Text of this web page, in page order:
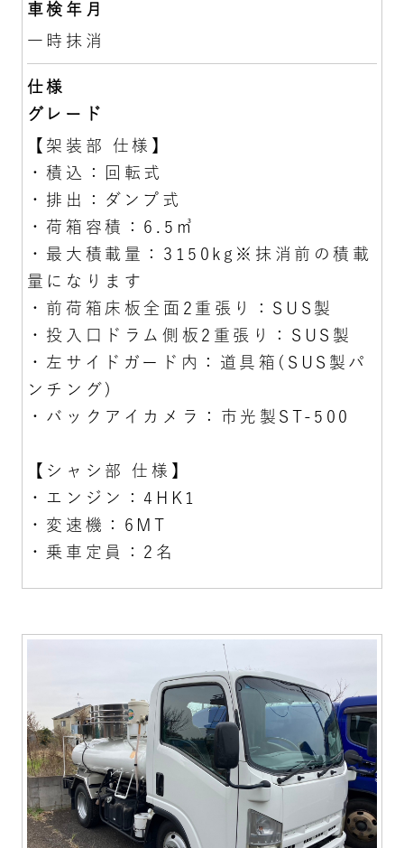
車検年月
一時抹消
仕様
グレード
【架装部 仕様】
・積込：回転式
・排出：ダンプ式
・荷箱容積：6.5㎥
・最大積載量：3150kg※抹消前の積載
量になります
・前荷箱床板全面2重張り：SUS製
・投入口ドラム側板2重張り：SUS製
・左サイドガード内：道具箱(SUS製パ
ンチング)
・バックアイカメラ：市光製ST-500
【シャシ部 仕様】
・エンジン：4HK1
・変速機：6MT
・乗車定員：2名